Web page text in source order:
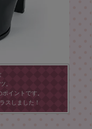
。
イントです。
スしました！